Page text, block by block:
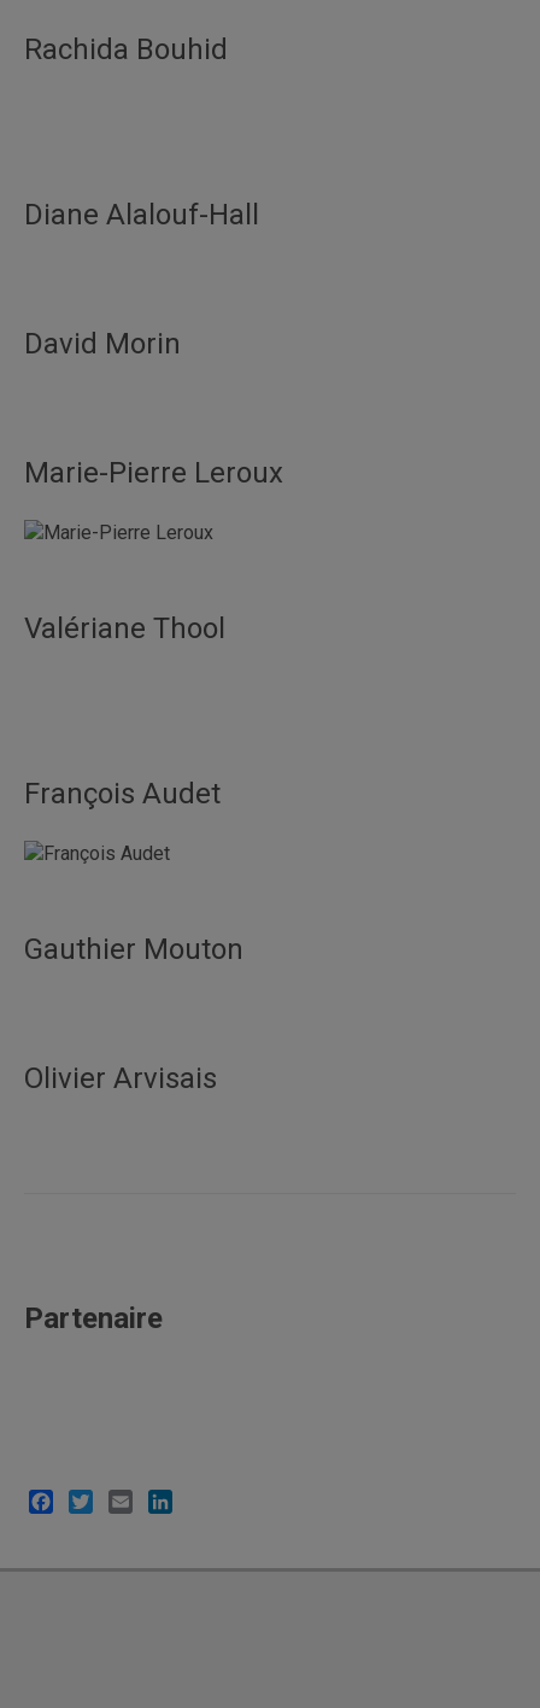
Rachida Bouhid
Diane Alalouf-Hall
David Morin
Marie-Pierre Leroux
Valériane Thool
François Audet
Gauthier Mouton
Olivier Arvisais
Partenaire
Facebook
TwitterEmail